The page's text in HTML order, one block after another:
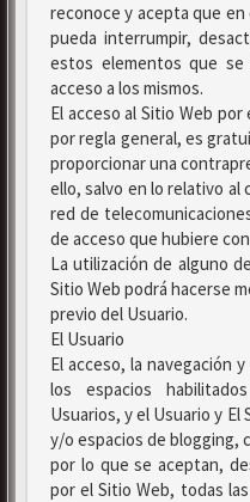
reconoce y acepta que
pueda interrumpir,
estos elementos que
acceso a los mismos.
El acceso al Sitio Web
por regla general, es
proporcionar una
ello, salvo en lo relativo al
red de
de acceso que hubiere
La utilización de alguno
Sitio Web podrá hacerse
previo del Usuario.
El Usuario
El acceso, la navegación
los espacios
Usuarios, y el Usuario y
y/o espacios de blogging,
por lo que se aceptan,
por el Sitio Web, todas